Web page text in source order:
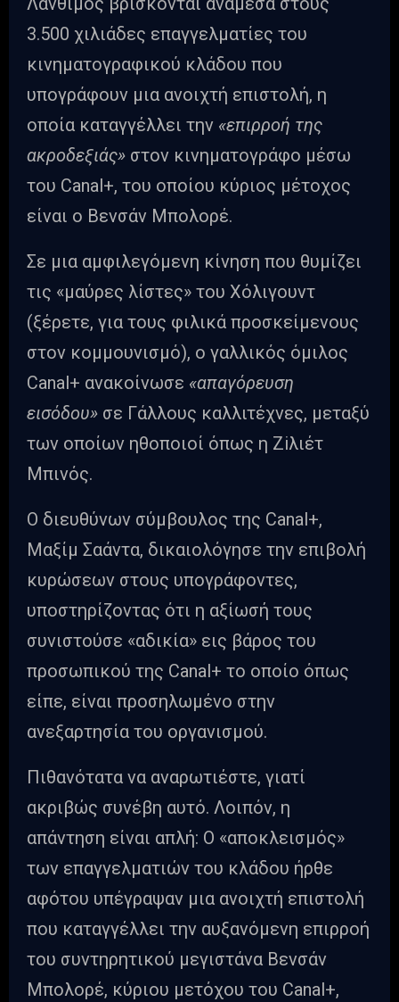
3.500 χιλιάδες επαγγελματίες του
κινηματογραφικού κλάδου που
υπογράφουν μια ανοιχτή επιστολή, η
οποία καταγγέλλει την «επιρροή της
ακροδεξιάς» στον κινηματογράφο μέσω
του Canal+, του οποίου κύριος μέτοχος
είναι ο Βενσάν Μπολορέ.
Σε μια αμφιλεγόμενη κίνηση που θυμίζει
τις «μαύρες λίστες» του Χόλιγουντ
(ξέρετε, για τους φιλικά προσκείμενους
στον κομμουνισμό), ο γαλλικός όμιλος
Canal+ ανακοίνωσε «απαγόρευση
εισόδου» σε Γάλλους καλλιτέχνες, μεταξύ
των οποίων ηθοποιοί όπως η Ζiλιέτ
Μπινός.
Ο διευθύνων σύμβουλος της Canal+,
Μαξίμ Σαάντα, δικαιολόγησε την επιβολή
κυρώσεων στους υπογράφοντες,
υποστηρίζοντας ότι η αξίωσή τους
συνιστούσε «αδικία» εις βάρος του
προσωπικού της Canal+ το οποίο όπως
είπε, είναι προσηλωμένο στην
ανεξαρτησία του οργανισμού.
Πιθανότατα να αναρωτιέστε, γιατί
ακριβώς συνέβη αυτό. Λοιπόν, η
απάντηση είναι απλή: Ο «αποκλεισμός»
των επαγγελματιών του κλάδου ήρθε
αφότου υπέγραψαν μια ανοιχτή επιστολή
που καταγγέλλει την αυξανόμενη επιρροή
του συντηρητικού μεγιστάνα Βενσάν
Μπολορέ, κύριου μετόχου του Canal+,